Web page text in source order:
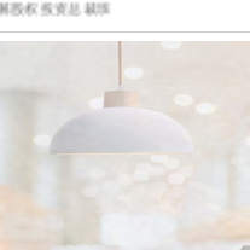
私募股权投资总裁班